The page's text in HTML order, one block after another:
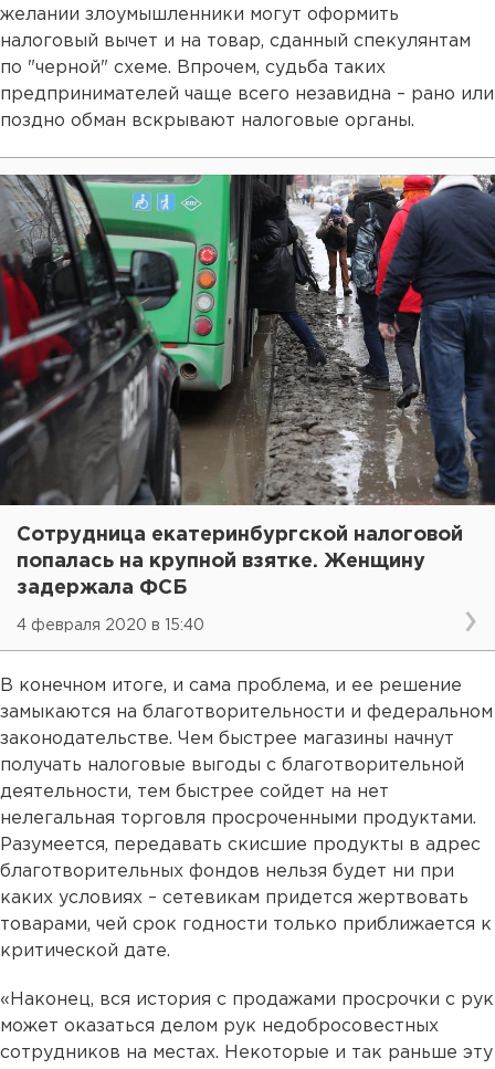
желании злоумышленники могут оформить
налоговый вычет и на товар, сданный спекулянтам
по "черной" схеме. Впрочем, судьба таких
предпринимателей чаще всего незавидна – рано или
поздно обман вскрывают налоговые органы.
Сотрудница екатеринбургской налоговой
попалась на крупной взятке. Женщину
задержала ФСБ
4 февраля 2020 в 15:40
В конечном итоге, и сама проблема, и ее решение
замыкаются на благотворительности и федеральном
законодательстве. Чем быстрее магазины начнут
получать налоговые выгоды с благотворительной
деятельности, тем быстрее сойдет на нет
нелегальная торговля просроченными продуктами.
Разумеется, передавать скисшие продукты в адрес
благотворительных фондов нельзя будет ни при
каких условиях – сетевикам придется жертвовать
товарами, чей срок годности только приближается к
критической дате.
«Наконец, вся история с продажами просрочки с рук
может оказаться делом рук недобросовестных
сотрудников на местах. Некоторые и так раньше эту